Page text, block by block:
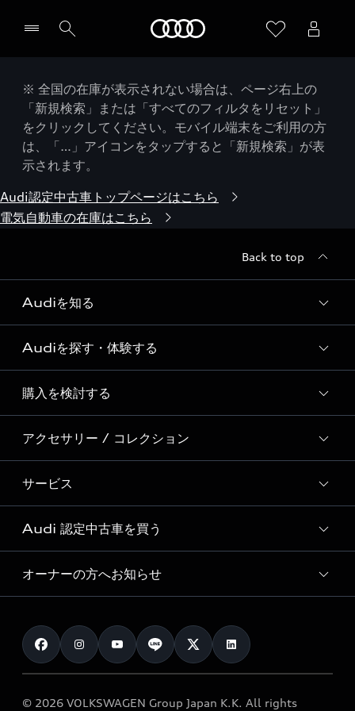
※ 全国の在庫が表示されない場合は、ページ右上の
「新規検索」または「すべてのフィルタをリセット」
をクリックしてください。モバイル端末をご利用の方
は、「…」アイコンをタップすると「新規検索」が表
示されます。
Audi認定中古車トップページはこちら
電気自動車の在庫はこちら
Back to top
Audiを知る
Audi ブランド
Story of Progress
Audi Sport
Formula 1®
デジタルサービス
Audiを探す・体験する
ディーラー検索
新車在庫検索
試乗車・展示車検索
見積り依頼
試乗予約
購入を検討する
モデル一覧
特別仕様モデル / 限定モデル
e-tronラインアップ
価格シミュレーション
車両比較
カタログ一覧
アクセサリー / コレクション
純正アクセサリー
オンラインショップ
Audi collection
アウディナビアプリ
サービス
サービス入庫予約
サービスプログラム
メンテナンス
車検 / 定期点検
e-tronアフターサポート
Audi 認定中古車を買う
Audi認定中古車
クオリティ
保証
メンテナンス
オーナーの方へお知らせ
お知らせ
オーナー様向けキャンペーン
© 2026 VOLKSWAGEN Group Japan K.K. All rights